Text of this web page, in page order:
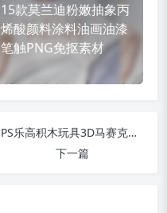
15款莫兰迪粉嫩抽象丙
烯酸颜料涂料油画油漆
笔触PNG免抠素材
PS乐高积木玩具3D马赛克像素风效果ATN动作 BrickJoint Effect Action
下一篇